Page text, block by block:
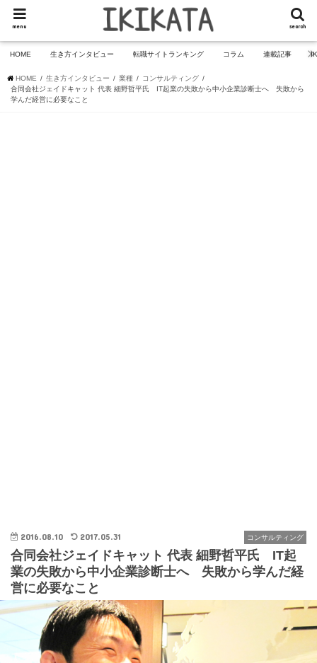
search
menu
HOME 生き方インタビュー 転職サイトランキング コラム 連載記事
HOME 生き方インタビュー 業種
コンサルティング
合同会社ジェイドキャット 代表 細野哲平氏 IT起業の失敗から中小企業診断士へ 失敗から
学んだ経営に必要なこと
コンサルティング
2016.08.10 2017.05.31
合同会社ジェイドキャット 代表 細野哲平氏 IT起
業の失敗から中小企業診断士へ 失敗から学んだ経
営に必要なこと